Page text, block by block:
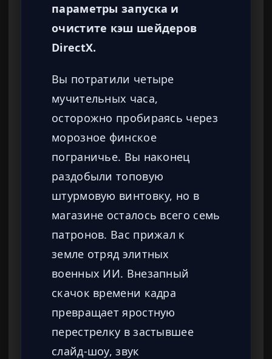
параметры запуска и
очистите кэш шейдеров
DirectX.
Вы потратили четыре
мучительных часа,
осторожно пробираясь через
морозное финское
пограничье. Вы наконец
раздобыли топовую
штурмовую винтовку, но в
магазине осталось всего семь
патронов. Вас прижал к
земле отряд элитных
военных ИИ. Внезапный
скачок времени кадра
превращает яростную
перестрелку в застывшее
слайд-шоу, звук